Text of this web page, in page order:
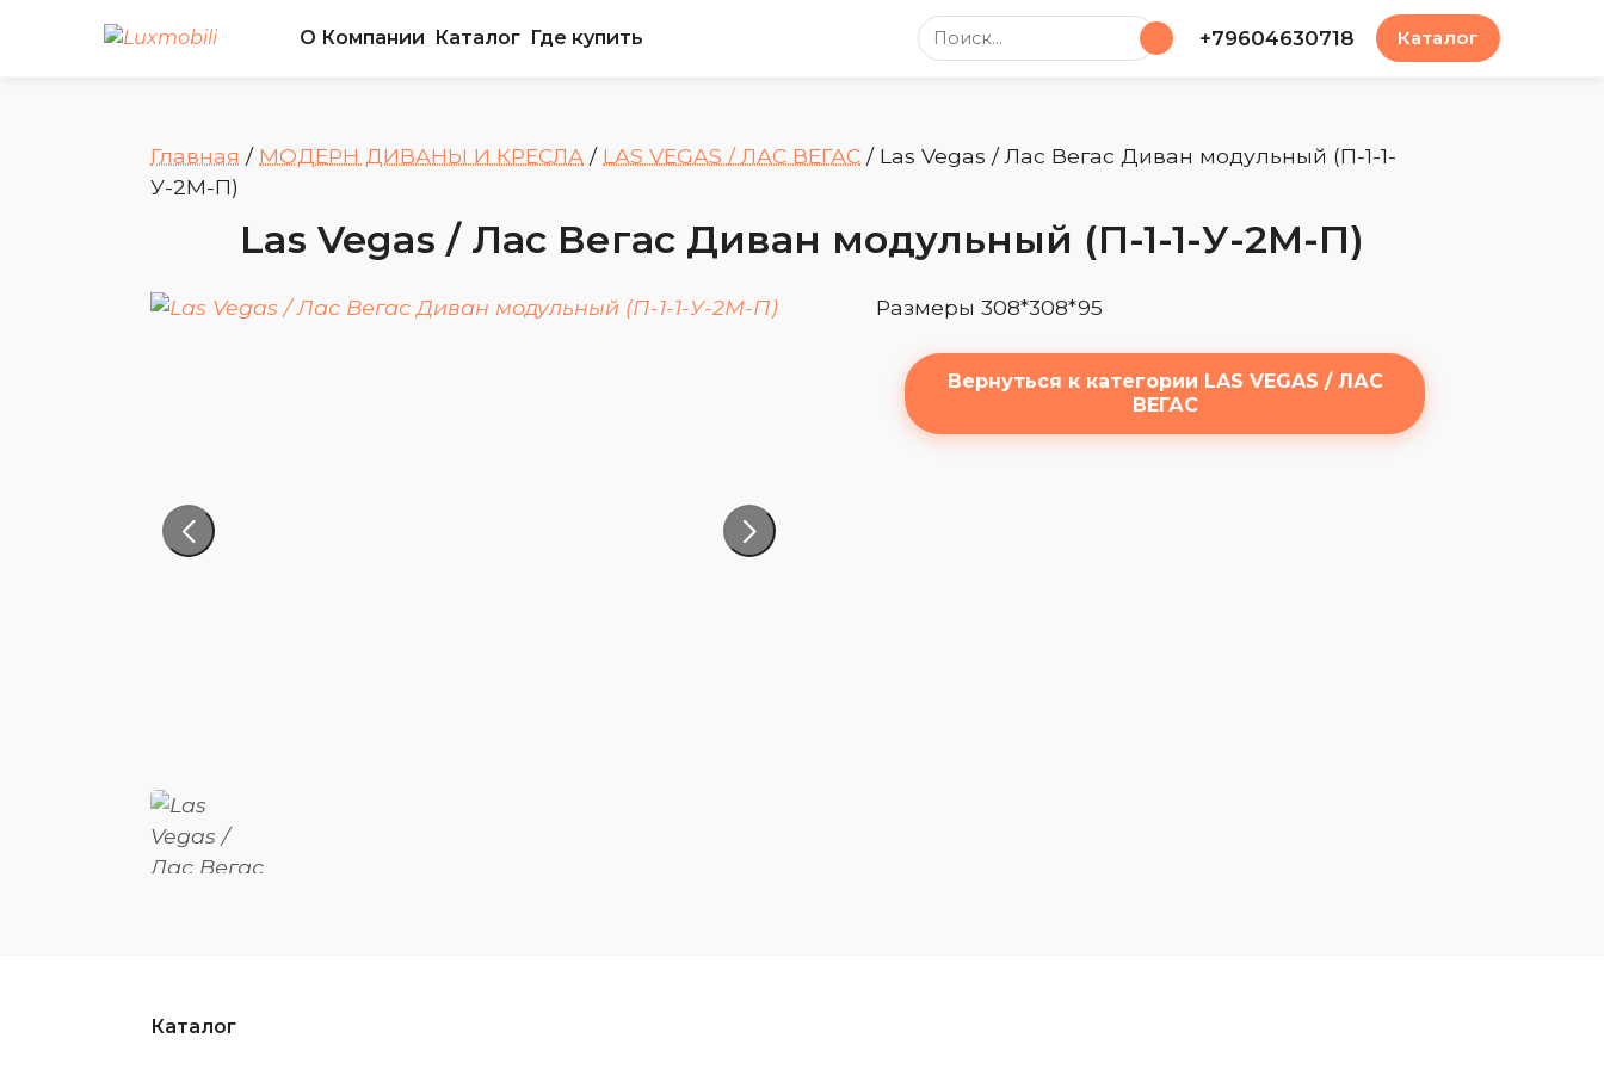
О Компании Каталог Где купить Поиск по сайту +79604630718 Каталог
Главная / МОДЕРН ДИВАНЫ И КРЕСЛА / LAS VEGAS / ЛАС ВЕГАС / Las Vegas / Лас Вегас Диван модульный (П-1-1-
У-2М-П)
Las Vegas / Лас Вегас Диван модульный (П-1-1-У-2М-П)
Размеры 308*308*95
Вернуться к категории LAS VEGAS / ЛАС
ВЕГАС
Каталог